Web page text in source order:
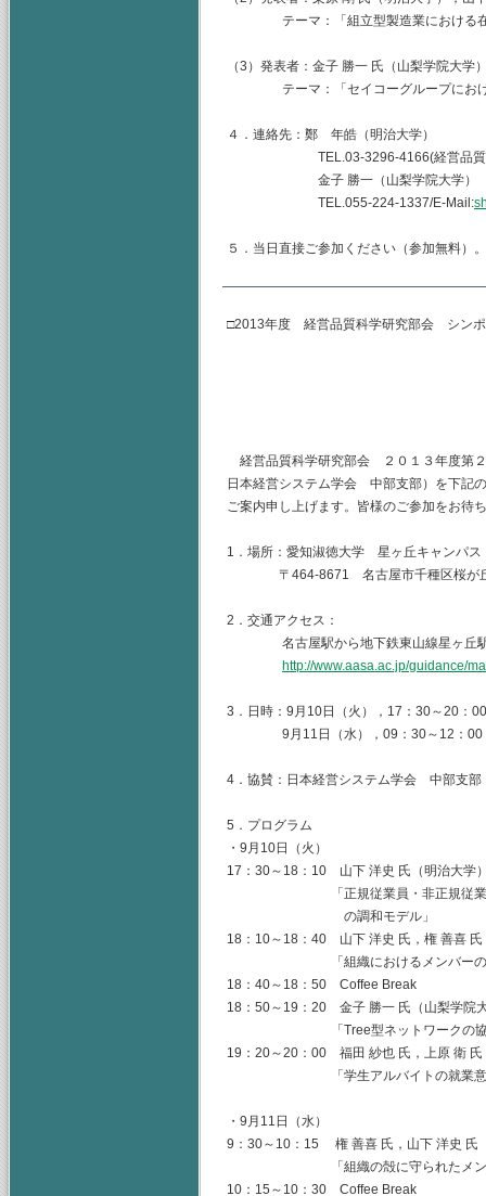
テーマ：「組立型製造業における在
（3）発表者：金子 勝一 氏（山梨学院大
テーマ：「セイコーグループにおけ
４．連絡先：鄭 年皓（明治大学）
TEL.03-3296-4166(経営品質科
金子 勝一（山梨学院大学）
TEL.055-224-1337/E-Mail:
５．当日直接ご参加ください（参加無料）。
□2013年度 経営品質科学研究部会 シン
経営品質科学研究部会 ２０１３年度第
日本経営システム学会 中部支部）を下記
ご案内申し上げます。皆様のご参加をお待
1．場所：愛知淑徳大学 星ヶ丘キャンパ
〒464-8671 名古屋市千種区桜が丘
2．交通アクセス：
名古屋駅から地下鉄東山線星ヶ丘駅
http://www.aasa.ac.jp/guidance/
3．日時：9月10日（火），17：30～20：00
9月11日（水），09：30～12：00
4．協賛：日本経営システム学会 中部支部
5．プログラム
・9月10日（火）
17：30～18：10 山下 洋史 氏（明治大学
「正規従業員・非正規従業員の
の調和モデル」
18：10～18：40 山下 洋史 氏，権 善喜 氏
「組織におけるメンバーの内部
18：40～18：50 Coffee Break
18：50～19：20 金子 勝一 氏（山梨学院
「Tree型ネットワークの協調
19：20～20：00 福田 紗也 氏，上原 衛 氏
「学生アルバイトの就業意識
・9月11日（水）
9：30～10：15 権 善喜 氏，山下 洋史 氏
「組織の殻に守られた
10：15～10：30 Coffee Break